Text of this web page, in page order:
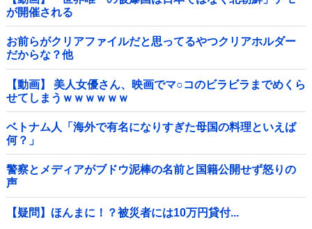
が開催される
お前らがクリアファイルだと思ってるやつクリアホルダー
だからな？他
【動画】 美人女優さん、映画でマ○コのビラビラまでめくら
せてしまうｗｗｗｗｗｗ
ベトナム人「海外で有名になりすぎた母国の料理といえば
何？」
警察とメディアがブドウ泥棒の名前と国籍公開せず怒りの
声
【疑問】ほんまに！？被災者には10万円貸付...